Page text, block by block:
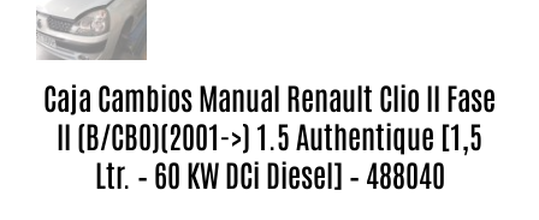
Caja Cambios Manual Renault Clio II Fase
II (B/CB0)(2001->) 1.5 Authentique [1,5
Ltr. – 60 KW DCi Diesel] – 488040